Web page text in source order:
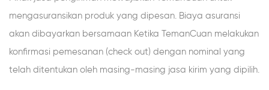
mengasuransikan produk yang dipesan. Biaya asuransi
akan dibayarkan bersamaan Ketika TemanCuan melakukan
konfirmasi pemesanan (check out) dengan nominal yang
telah ditentukan oleh masing-masing jasa kirim yang dipilih.